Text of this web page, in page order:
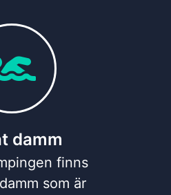
damm
finns
som är